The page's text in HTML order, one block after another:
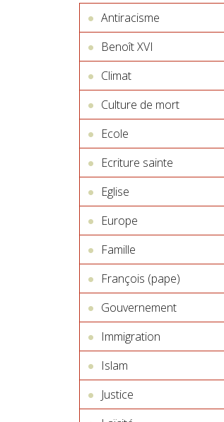
Antiracisme
Benoît XVI
Climat
Culture de mort
Ecole
Ecriture sainte
Eglise
Europe
Famille
François (pape)
Gouvernement
Immigration
Islam
Justice